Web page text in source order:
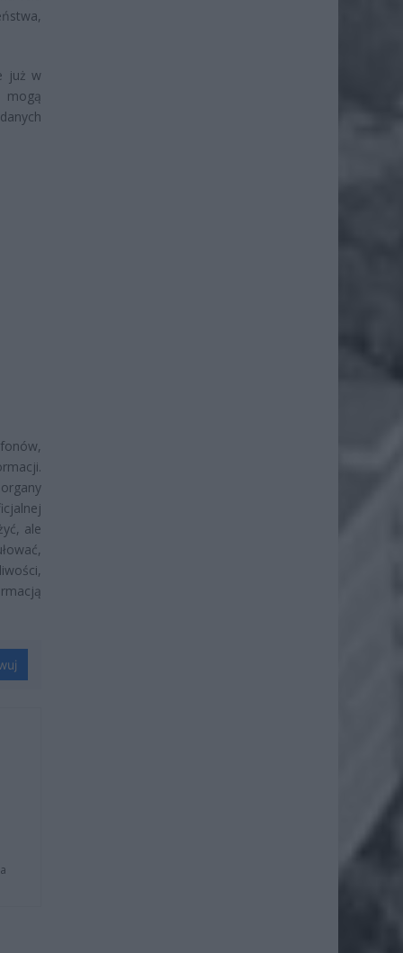
już w
mogą
ale